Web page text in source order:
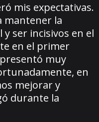
mis expectativas.
mantener la
ser incisivos en el
en el primer
muy
en
mejorar y
durante la